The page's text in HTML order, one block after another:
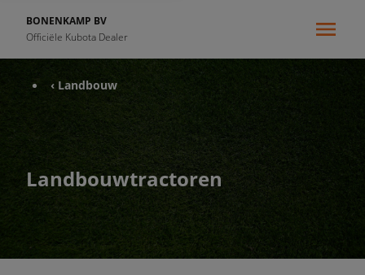
BONENKAMP BV
Officiële Kubota Dealer
‹ Landbouw
Landbouwtractoren